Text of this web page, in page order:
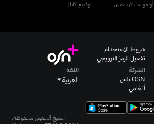
أولموست كريسمس لوفينغ كابلز
شروط الاستخدام
تفعيل الرمز الترويجي
الشركة
OSN بلس
أنغامي
اللغة
العربية
جميع الحقوق محفوظة.